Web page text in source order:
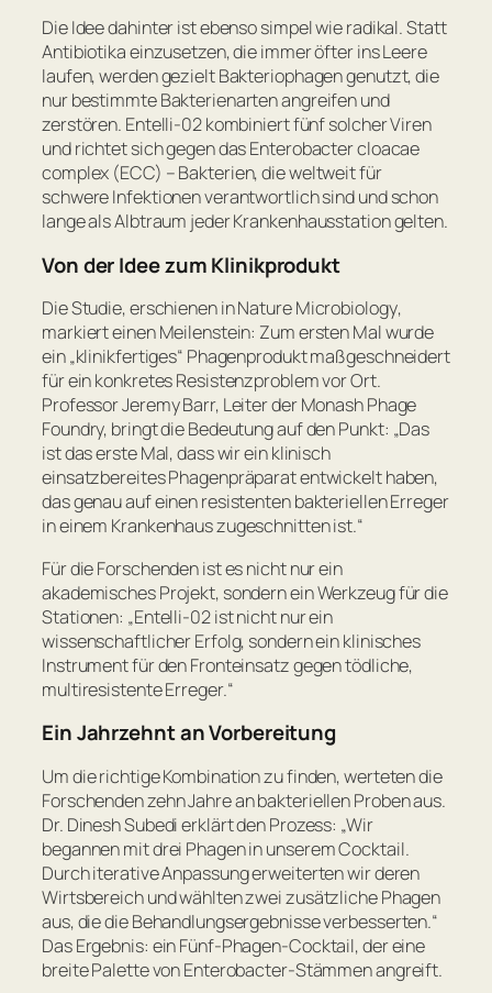
Die Idee dahinter ist ebenso simpel wie radikal. Statt
Antibiotika einzusetzen, die immer öfter ins Leere
laufen, werden gezielt Bakteriophagen genutzt, die
nur bestimmte Bakterienarten angreifen und
zerstören. Entelli-02 kombiniert fünf solcher Viren
und richtet sich gegen das Enterobacter cloacae
complex (ECC) – Bakterien, die weltweit für
schwere Infektionen verantwortlich sind und schon
lange als Albtraum jeder Krankenhausstation gelten.
Von der Idee zum Klinikprodukt
Die Studie, erschienen inNature Microbiology,
markiert einen Meilenstein: Zum ersten Mal wurde
ein „klinikfertiges“ Phagenprodukt maßgeschneidert
für ein konkretes Resistenzproblem vor Ort.
Professor Jeremy Barr, Leiter der Monash Phage
Foundry, bringt die Bedeutung auf den Punkt: „Das
ist das erste Mal, dass wir ein klinisch
einsatzbereites Phagenpräparat entwickelt haben,
das genau auf einen resistenten bakteriellen Erreger
in einem Krankenhaus zugeschnitten ist.“
Für die Forschenden ist es nicht nur ein
akademisches Projekt, sondern ein Werkzeug für die
Stationen: „Entelli-02 ist nicht nur ein
wissenschaftlicher Erfolg, sondern ein klinisches
Instrument für den Fronteinsatz gegen tödliche,
multiresistente Erreger.“
Ein Jahrzehnt an Vorbereitung
Um die richtige Kombination zu finden, werteten die
Forschenden zehn Jahre an bakteriellen Proben aus.
Dr. Dinesh Subedi erklärt den Prozess: „Wir
begannen mit drei Phagen in unserem Cocktail.
Durch iterative Anpassung erweiterten wir deren
Wirtsbereich und wählten zwei zusätzliche Phagen
aus, die die Behandlungsergebnisse verbesserten.“
Das Ergebnis: ein Fünf-Phagen-Cocktail, der eine
breite Palette von Enterobacter-Stämmen angreift.